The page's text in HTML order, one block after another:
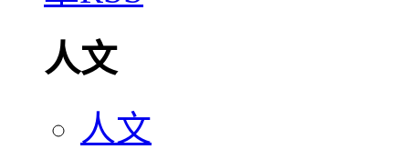
人文
人文